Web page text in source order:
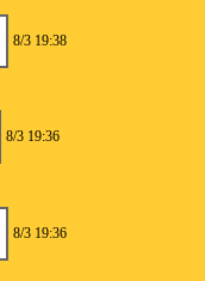
8/3 19:38
8/3 19:36
8/3 19:36